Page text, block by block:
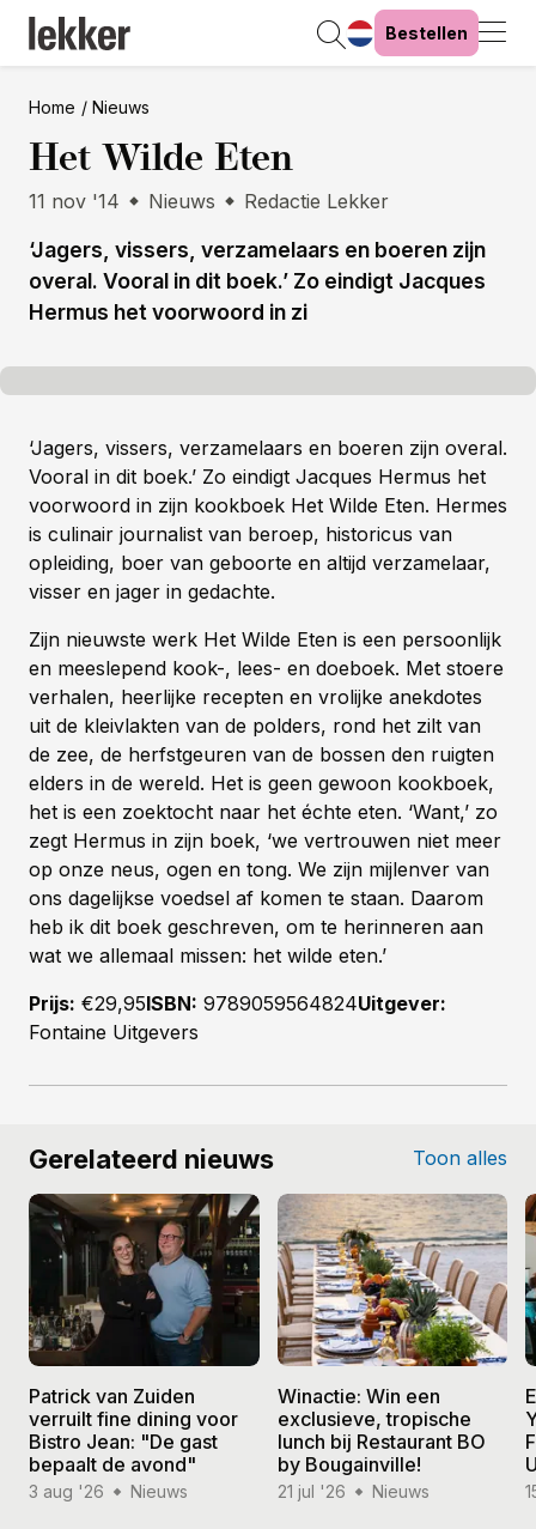
Bestellen
Home Nieuws
Het Wilde Eten
11 nov '14 Nieuws Redactie Lekker
‘Jagers, vissers, verzamelaars en boeren zijn
overal. Vooral in dit boek.’ Zo eindigt Jacques
Hermus het voorwoord in zi
‘Jagers, vissers, verzamelaars en boeren zijn overal.
Vooral in dit boek.’ Zo eindigt Jacques Hermus het
voorwoord in zijn kookboek Het Wilde Eten. Hermes
is culinair journalist van beroep, historicus van
opleiding, boer van geboorte en altijd verzamelaar,
visser en jager in gedachte.
Zijn nieuwste werk Het Wilde Eten is een persoonlijk
en meeslepend kook-, lees- en doeboek. Met stoere
verhalen, heerlijke recepten en vrolijke anekdotes
uit de kleivlakten van de polders, rond het zilt van
de zee, de herfstgeuren van de bossen den ruigten
elders in de wereld. Het is geen gewoon kookboek,
het is een zoektocht naar het échte eten. ‘Want,’ zo
zegt Hermus in zijn boek, ‘we vertrouwen niet meer
op onze neus, ogen en tong. We zijn mijlenver van
ons dagelijkse voedsel af komen te staan. Daarom
heb ik dit boek geschreven, om te herinneren aan
wat we allemaal missen: het wilde eten.’
Prijs: €29,95ISBN: 9789059564824Uitgever:
Fontaine Uitgevers
Gerelateerd nieuws Toon alles
Patrick van Zuiden
verruilt fine dining voor
Bistro Jean: "De gast
bepaalt de avond"
3 aug '26 Nieuws
Winactie: Win een
exclusieve, tropische
lunch bij Restaurant BO
by Bougainville!
21 jul '26 Nieuws